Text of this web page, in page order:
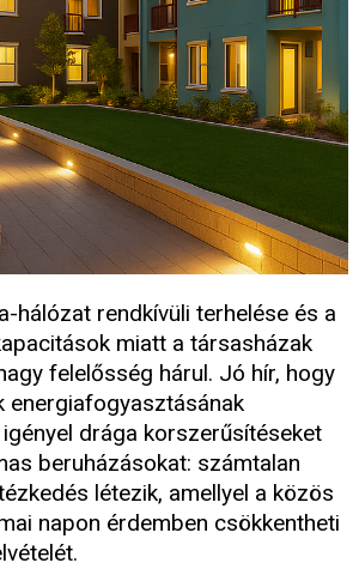
hálózat rendkívüli terhelése és a
miatt a társasházak
felelősség hárul. Jó hír, hogy
energiafogyasztásának
drága korszerűsítéseket
beruházásokat: számtalan
létezik, amellyel a közös
napon érdemben csökkentheti